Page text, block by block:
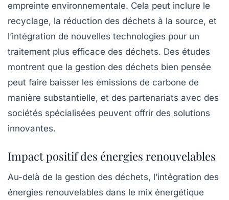
empreinte environnementale. Cela peut inclure le
recyclage, la réduction des déchets à la source, et
l’intégration de nouvelles technologies pour un
traitement plus efficace des déchets. Des études
montrent que la gestion des déchets bien pensée
peut faire baisser les émissions de carbone de
manière substantielle, et des partenariats avec des
sociétés spécialisées peuvent offrir des solutions
innovantes.
Impact positif des énergies renouvelables
Au-delà de la gestion des déchets, l’intégration des
énergies renouvelables dans le mix énergétique